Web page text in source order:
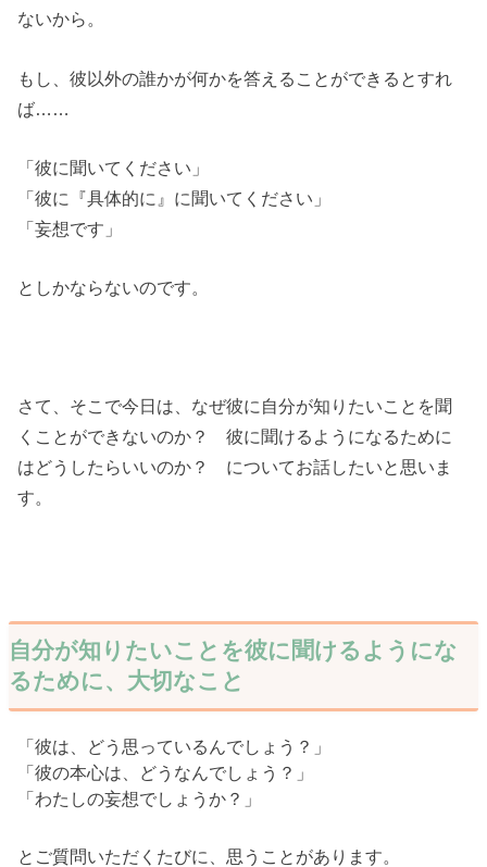
ないから。
もし、彼以外の誰かが何かを答えることができるとすれ
ば……
「彼に聞いてください」
「彼に『具体的に』に聞いてください」
「妄想です」
としかならないのです。
さて、そこで今日は、なぜ彼に自分が知りたいことを聞
くことができないのか？ 彼に聞けるようになるために
はどうしたらいいのか？ についてお話したいと思いま
す。
自分が知りたいことを彼に聞けるようにな
るために、大切なこと
「彼は、どう思っているんでしょう？」
「彼の本心は、どうなんでしょう？」
「わたしの妄想でしょうか？」
とご質問いただくたびに、思うことがあります。